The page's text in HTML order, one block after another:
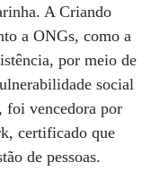
A Criando
a ONGs, como a
por meio de
social
foi vencedora por
certificado que
de pessoas.